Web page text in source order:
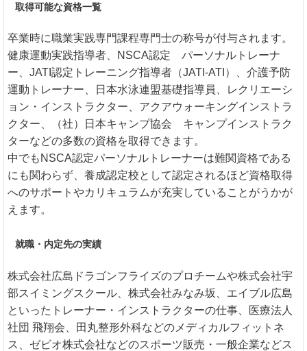
取得可能な資格一覧
卒業時に職業実践専門課程専門士の称号が付与されます。
健康運動実践指導者、NSCA認定 パーソナルトレーナ
ー、JATI認定トレーニング指導者（JATI-ATI）、介護予防
運動トレーナー、日本水泳連盟基礎指導員、レクリエーシ
ョン・インストラクター、アクアウォーキングインストラ
クター、（社）日本キャンプ協会 キャンプインストラク
ターなどの多数の資格を取得できます。
中でもNSCA認定パーソナルトレーナーは難関資格である
にも関わらず、養成認定校として認定されるほど資格取得
へのサポートやカリキュラムが充実していることがうかが
えます。
就職・内定先の実績
株式会社広島ドラゴンフライズのプロチームや株式会社宇
部スイミングスクール、株式会社みなみ坂、エイブル広島
といったトレーナー・インストラクターの仕事、医療法人
社団 飛翔会、田丸整形外科などのメディカルフィットネ
ス、ゼビオ株式会社などのスポーツ販売・一般企業などス